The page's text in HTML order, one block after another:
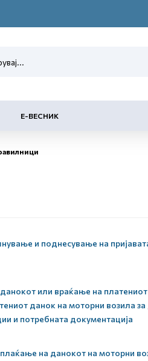
Е-ВЕСНИК
и поднесување на
или враќање на
данок на моторни возила
и потребната документација
на данокот на моторни